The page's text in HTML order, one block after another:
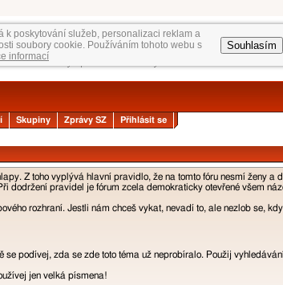
k poskytování služeb, personalizaci reklam a
soubory cookie. Používáním tohoto webu s
informací
Souhlasím
Skupiny Zprávy SZ
Přihlásit se
Z toho vyplývá hlavní pravidlo, že na tomto fóru nesmí ženy a
dodržení pravidel je fórum zcela demokraticky otevřené všem
rozhraní. Jestli nám chceš vykat, nevadí to, ale nezlob se,
podívej, zda se zde toto téma už neprobíralo. Použij
jen velká písmena!